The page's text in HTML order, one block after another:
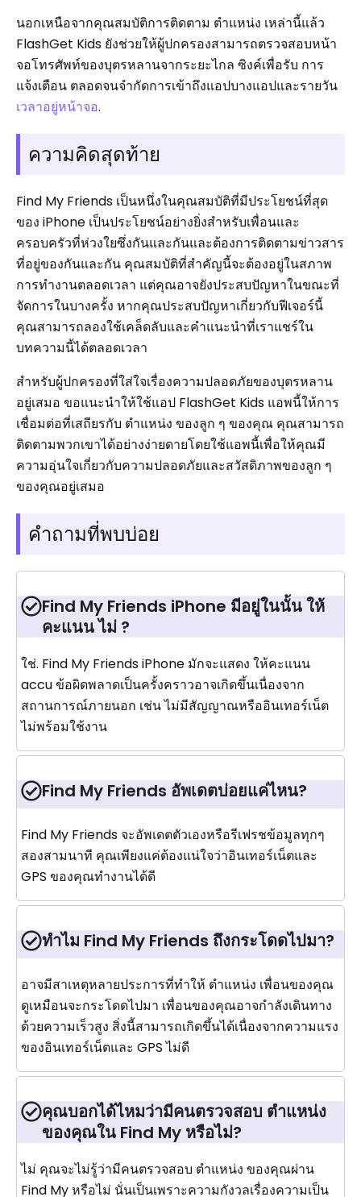
นอกเหนือจากคุณสมบัติการติดตาม ตำแหน่ง เหล่านี้แล้ว
FlashGet Kids ยังช่วยให้ผู้ปกครองสามารถตรวจสอบหน้า
จอโทรศัพท์ของบุตรหลานจากระยะไกล ซิงค์เพื่อรับ การ
แจ้งเตือน ตลอดจนจำกัดการเข้าถึงแอปบางแอปและรายวัน
เวลาอยู่หน้าจอ.
ความคิดสุดท้าย
Find My Friends เป็นหนึ่งในคุณสมบัติที่มีประโยชน์ที่สุด
ของ iPhone เป็นประโยชน์อย่างยิ่งสำหรับเพื่อนและ
ครอบครัวที่ห่วงใยซึ่งกันและกันและต้องการติดตามข่าวสาร
ที่อยู่ของกันและกัน คุณสมบัติที่สำคัญนี้จะต้องอยู่ในสภาพ
การทำงานตลอดเวลา แต่คุณอาจยังประสบปัญหาในขณะที่
จัดการในบางครั้ง หากคุณประสบปัญหาเกี่ยวกับฟีเจอร์นี้
คุณสามารถลองใช้เคล็ดลับและคำแนะนำที่เราแชร์ใน
บทความนี้ได้ตลอดเวลา
สำหรับผู้ปกครองที่ใส่ใจเรื่องความปลอดภัยของบุตรหลาน
อยู่เสมอ ขอแนะนำให้ใช้แอป FlashGet Kids แอพนี้ให้การ
เชื่อมต่อที่เสถียรกับ ตำแหน่ง ของลูก ๆ ของคุณ คุณสามารถ
ติดตามพวกเขาได้อย่างง่ายดายโดยใช้แอพนี้เพื่อให้คุณมี
ความอุ่นใจเกี่ยวกับความปลอดภัยและสวัสดิภาพของลูก ๆ
ของคุณอยู่เสมอ
คำถามที่พบบ่อย
Find My Friends iPhone มีอยู่ในนั้น ให้
คะแนน ไม่ ?
ใช่. Find My Friends iPhone มักจะแสดง ให้คะแนน
accu ข้อผิดพลาดเป็นครั้งคราวอาจเกิดขึ้นเนื่องจาก
สถานการณ์ภายนอก เช่น ไม่มีสัญญาณหรืออินเทอร์เน็ต
ไม่พร้อมใช้งาน
Find My Friends อัพเดตบ่อยแค่ไหน?
Find My Friends จะอัพเดตตัวเองหรือรีเฟรชข้อมูลทุกๆ
สองสามนาที คุณเพียงแค่ต้องแน่ใจว่าอินเทอร์เน็ตและ
GPS ของคุณทำงานได้ดี
ทำไม Find My Friends ถึงกระโดดไปมา?
อาจมีสาเหตุหลายประการที่ทำให้ ตำแหน่ง เพื่อนของคุณ
ดูเหมือนจะกระโดดไปมา เพื่อนของคุณอาจกำลังเดินทาง
ด้วยความเร็วสูง สิ่งนี้สามารถเกิดขึ้นได้เนื่องจากความแรง
ของอินเทอร์เน็ตและ GPS ไม่ดี
คุณบอกได้ไหมว่ามีคนตรวจสอบ ตำแหน่ง
ของคุณใน Find My หรือไม่?
ไม่ คุณจะไม่รู้ว่ามีคนตรวจสอบ ตำแหน่ง ของคุณผ่าน
Find My หรือไม่ นั่นเป็นเพราะความกังวลเรื่องความเป็น